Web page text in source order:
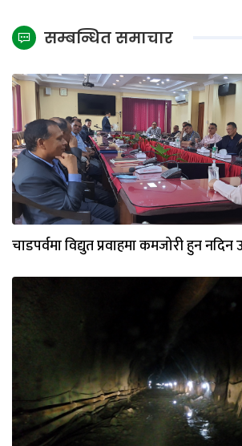
सम्बन्धित समाचार
चाडपर्वमा विद्युत प्रवाहमा कमजोरी हुन नदिन